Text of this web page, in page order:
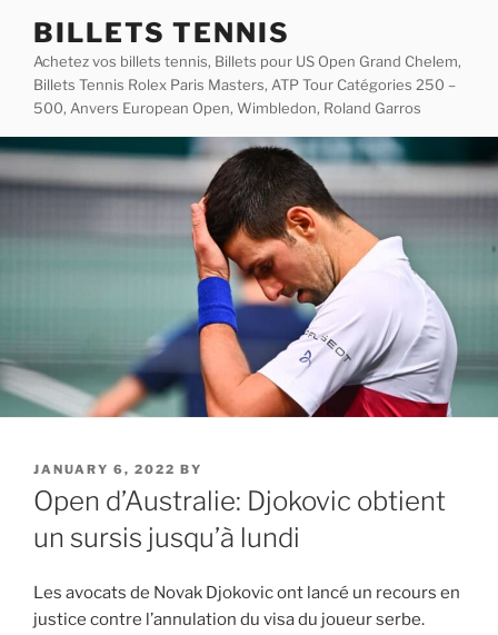
content
BILLETS TENNIS
Achetez vos billets tennis, Billets pour US Open Grand Chelem,
Billets Tennis Rolex Paris Masters, ATP Tour Catégories 250 –
500, Anvers European Open, Wimbledon, Roland Garros
POSTED
ON
JANUARY 6, 2022 BY
Open d’Australie: Djokovic obtient
un sursis jusqu’à lundi
Les avocats de Novak Djokovic ont lancé un recours en
justice contre l’annulation du visa du joueur serbe.